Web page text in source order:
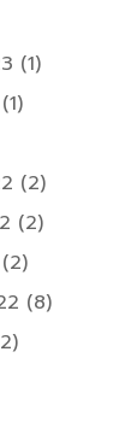
(1)
(1)
(2)
(2)
(2)
(8)